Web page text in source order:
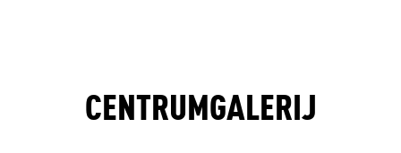
CENTRUMGALERIJ